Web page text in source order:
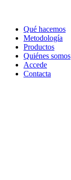
Qué hacemos
Metodología
Productos
Quiénes somos
Accede
Contacta